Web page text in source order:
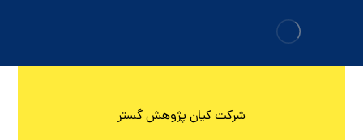
شرکت کیان پژوهش گستر